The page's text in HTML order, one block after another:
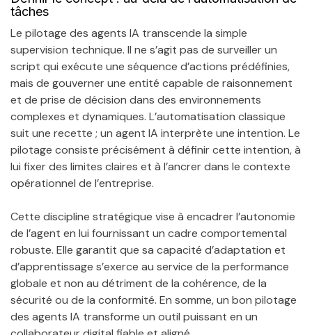
tâches
Le pilotage des agents IA transcende la simple
supervision technique. Il ne s’agit pas de surveiller un
script qui exécute une séquence d’actions prédéfinies,
mais de gouverner une entité capable de raisonnement
et de prise de décision dans des environnements
complexes et dynamiques. L’automatisation classique
suit une recette ; un agent IA interprète une intention. Le
pilotage consiste précisément à définir cette intention, à
lui fixer des limites claires et à l’ancrer dans le contexte
opérationnel de l’entreprise.
Cette discipline stratégique vise à encadrer l’autonomie
de l’agent en lui fournissant un cadre comportemental
robuste. Elle garantit que sa capacité d’adaptation et
d’apprentissage s’exerce au service de la performance
globale et non au détriment de la cohérence, de la
sécurité ou de la conformité. En somme, un bon pilotage
des agents IA transforme un outil puissant en un